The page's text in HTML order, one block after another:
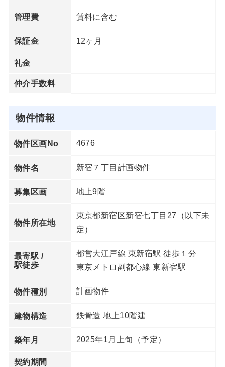
管理費 賃料に含む
保証金 12ヶ月
礼金
仲介手数料
物件情報
物件区画No 4676
物件名 新宿７丁目計画物件
募集区画 地上9階
物件所在地
東京都新宿区新宿七丁目27（以下未
定）
最寄駅 /
駅徒歩
都営大江戸線 東新宿駅 徒歩１分
東京メトロ副都心線 東新宿駅
物件種別 計画物件
建物構造 鉄骨造 地上10階建
築年月 2025年1月上旬（予定）
契約期間